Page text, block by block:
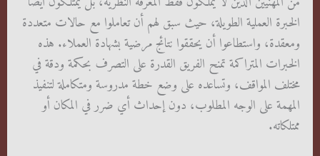
الخبرة العملية الطويلة، حيث سبق لهم أن تعاملوا مع حالات متعددة
ومعقدة، واستطاعوا أن يحققوا نتائج مرضية بشهادة العملاء. هذه
الخبرات المتراكمة تمنح الفريق القدرة على التصرف بحكمة ودقة في
مختلف المواقف، وتساعده على وضع خطة مدروسة ومتكاملة لتنفيذ
المهمة على الوجه المطلوب، دون إحداث أي ضرر في المكان أو
ممتلكاته.